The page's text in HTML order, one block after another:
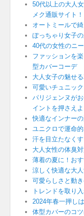
50代以上の大人
メク通販サイト！
オートミールで
ぽっちゃり女子
40代の女性のニ
ファッションを
型カバーコーデ
大人女子の魅せ
可愛いチュニッ
パリジェンヌが
イントを押さえよ
快適なインナー
ユニクロで運命的
汗を目立たなく
大人女性の体臭対
薄着の夏に！お
涼しく快適な大
可愛らしさと動
トレンドを取り
2024年春一押し
体型カバーのコ